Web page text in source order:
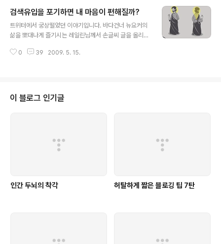
젊은이들에 의해 실행되기도 했습니다. 그리고 지금까지도
이 캠페인은 계속 되고 있습니다.(링크; Free Hugs Cam
paign - 위키백과) 우리는 Free Hug 캠페인을 통해 사람
습니다. 상대방을 알건 모르건, 나이가 많건 적건, 남녀를
검색유입을 포기하면 내 마음이 편해질까?
트위터에서 궁상떨었던 이야기입니다. 바다건너 뉴요커의
삶을 뽀대나게 즐기시는 레일린님께서 손글씨 글을 올리셨
니다. 급하게 뒷수습하는 모습까지 멋졌다오. -_-b 엄지를
등 몇 분의 말씀처럼 검색에 걸리기 어렵다는 내용이 대부
분이었슴다.(오호! 이러면서 다른 분들의 트위터까지 링크
다. 여러 유입원 중에서..
0 39 2009. 5. 15.
이 블로그 인기글
인간 두뇌의 착각 허탈하게 짧은 블로깅 팁 7탄